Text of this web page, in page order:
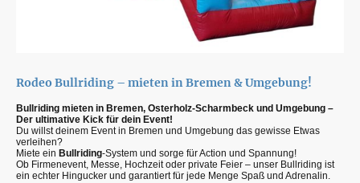
Rodeo Bullriding – mieten in Bremen & Umgebung!
Bullriding mieten in Bremen, Osterholz-Scharmbeck und Umgebung –
Der ultimative Kick für dein Event!
Du willst deinem Event in Bremen und Umgebung das gewisse Etwas
verleihen?
Miete ein Bullriding-System und sorge für Action und Spannung!
Ob Firmenevent, Messe, Hochzeit oder private Feier – unser Bullriding ist
ein echter Hingucker und garantiert für jede Menge Spaß und Adrenalin.